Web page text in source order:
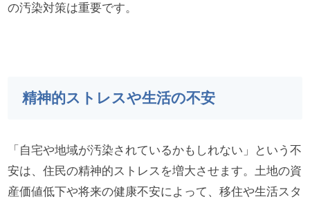
の汚染対策は重要です。
精神的ストレスや生活の不安
「自宅や地域が汚染されているかもしれない」という不
安は、住民の精神的ストレスを増大させます。土地の資
産価値低下や将来の健康不安によって、移住や生活スタ